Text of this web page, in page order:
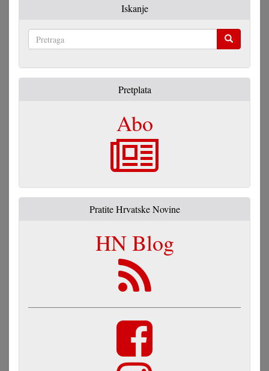
Iskanje
Pretplata
Abo
Pratite Hrvatske Novine
HN Blog